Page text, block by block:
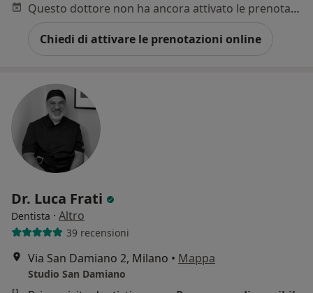
Questo dottore non ha ancora attivato le prenotazioni online presso questo indirizzo.
Chiedi di attivare le prenotazioni online
Dr. Luca Frati
Dentista · Altro
39 recensioni
Via San Damiano 2, Milano • Mappa
Studio San Damiano